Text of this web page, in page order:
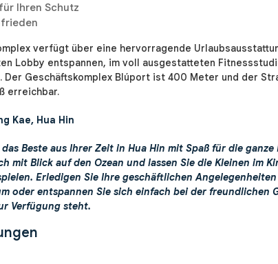
Ihren Schutz
verfügt über eine hervorragende
Lobby entspannen, im voll ausgestatteten
Der Geschäftskomplex Blúport ist 400 Meter und der
erreichbar.
Kae, Hua Hin
Beste aus Ihrer Zeit in Hua Hin mit Spaß für die ganze
mit Blick auf den Ozean und lassen Sie die Kleinen im
Erledigen Sie Ihre geschäftlichen
oder entspannen Sie sich einfach bei der freundlichen
Verfügung steht.